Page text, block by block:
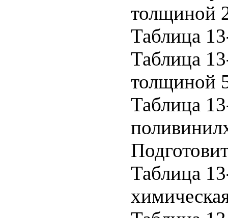
толщиной
Таблица
Таблица
толщиной
Таблица
Таблица